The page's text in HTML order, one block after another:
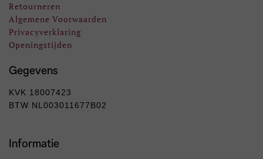
Retourneren
Algemene Voorwaarden
Privacyverklaring
Openingstijden
Gegevens
KVK 18007423
BTW NL003011677B02
Informatie